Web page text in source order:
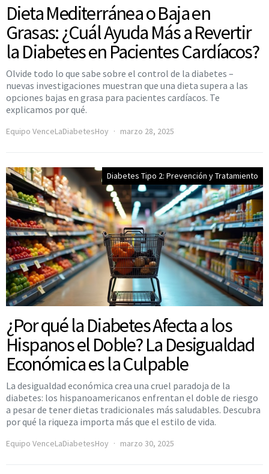
Dieta Mediterránea o Baja en
Grasas: ¿Cuál Ayuda Más a Revertir
la Diabetes en Pacientes Cardíacos?
Olvide todo lo que sabe sobre el control de la diabetes –
nuevas investigaciones muestran que una dieta supera a las
opciones bajas en grasa para pacientes cardíacos. Te
explicamos por qué.
Equipo VenceLaDiabetesHoy marzo 28, 2025
Diabetes Tipo 2: Prevención y Tratamiento
¿Por qué la Diabetes Afecta a los
Hispanos el Doble? La Desigualdad
Económica es la Culpable
La desigualdad económica crea una cruel paradoja de la
diabetes: los hispanoamericanos enfrentan el doble de riesgo
a pesar de tener dietas tradicionales más saludables. Descubra
por qué la riqueza importa más que el estilo de vida.
Equipo VenceLaDiabetesHoy marzo 30, 2025